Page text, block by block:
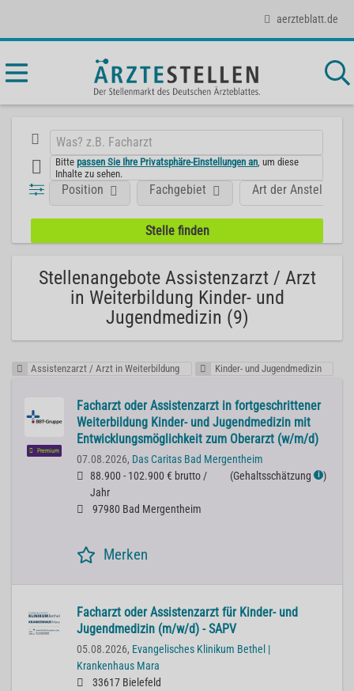
aerzteblatt.de
Bittepassen Sie Ihre Privatsphäre-Einstellungen an , um diese
Inhalte zu sehen.
Position Fachgebiet Art der Anstellung
Stellenangebote Assistenzarzt / Arzt
in Weiterbildung Kinder- und
Jugendmedizin (9)
Assistenzarzt / Arzt in Weiterbildung Kinder- und Jugendmedizin
Premium
Facharzt oder Assistenzarzt in fortgeschrittener
Weiterbildung Kinder- und Jugendmedizin mit
Entwicklungsmöglichkeit zum Oberarzt (w/m/d)
07.08.2026, Das Caritas Bad Mergentheim
88.900 - 102.900 € brutto /
Jahr
(Gehaltsschätzung ℹ )
97980 Bad Mergentheim
Merken
Facharzt oder Assistenzarzt für Kinder- und
Jugendmedizin (m/w/d) - SAPV
05.08.2026, Evangelisches Klinikum Bethel |
Krankenhaus Mara
33617 Bielefeld